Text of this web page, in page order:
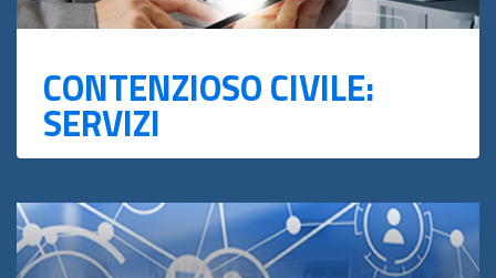
CONTENZIOSO CIVILE:
SERVIZI